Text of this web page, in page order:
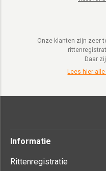
Onze klanten zijn zeer
Daar
Lees hier
Informatie
Rittenregistratie